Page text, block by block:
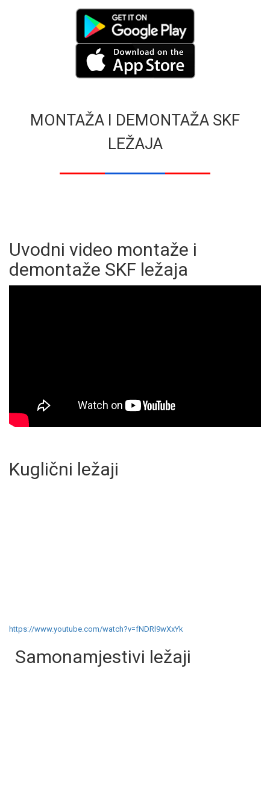
MONTAŽA I DEMONTAŽA SKF
LEŽAJA
Uvodni video montaže i
demontaže SKF ležaja
Kuglični ležaji
https://www.youtube.com/watch?v=fNDRl9wXxYk
Samonamjestivi ležaji